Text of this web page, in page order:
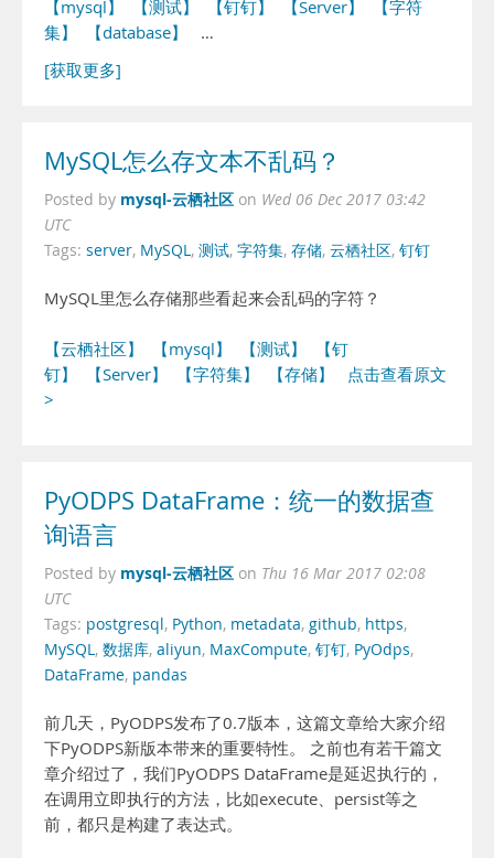
【mysql】 【测试】 【钉钉】 【Server】
【字符
集】
【database】
…
[获取更多]
MySQL怎么存文本不乱码？
Posted by mysql-云栖社区 on Wed 06 Dec 2017 03:42
UTC
Tags: server, MySQL, 测试, 字符集, 存储, 云栖社区, 钉钉
MySQL里怎么存储那些看起来会乱码的字符？
【云栖社区】 【mysql】 【测试】
【钉
钉】
【Server】 【字符集】 【存储】
点击查看原文
>
PyODPS DataFrame：统一的数据查
询语言
Posted by mysql-云栖社区 on Thu 16 Mar 2017 02:08
UTC
Tags: postgresql, Python, metadata, github, https,
MySQL, 数据库, aliyun, MaxCompute, 钉钉, PyOdps,
DataFrame, pandas
前几天，PyODPS发布了0.7版本，这篇文章给大家介绍
下PyODPS新版本带来的重要特性。 之前也有若干篇文
章介绍过了，我们PyODPS DataFrame是延迟执行的，
在调用立即执行的方法，比如execute、persist等之
前，都只是构建了表达式。